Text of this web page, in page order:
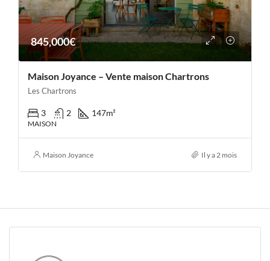
845,000€
Maison Joyance – Vente maison Chartrons
Les Chartrons
3 2 147m²
MAISON
Maison Joyance Il y a 2 mois